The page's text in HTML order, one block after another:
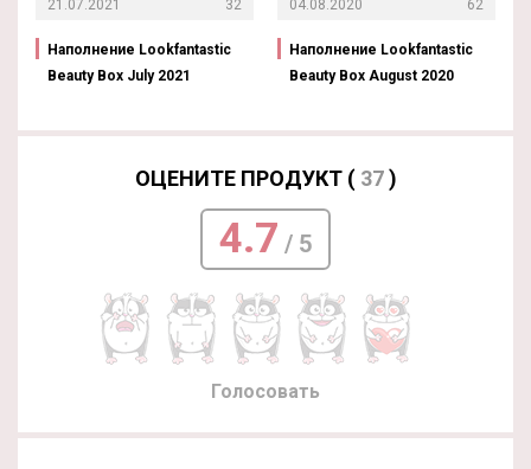
21.07.2021 32
Наполнение Lookfantastic
Beauty Box July 2021
04.08.2020 62
Наполнение Lookfantastic
Beauty Box August 2020
ОЦЕНИТЕ ПРОДУКТ ( 37)
4.7 / 5
Голосовать